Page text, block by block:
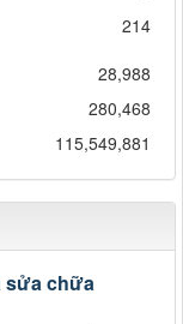
214
28,988
280,468
115,549,881
sửa chữa